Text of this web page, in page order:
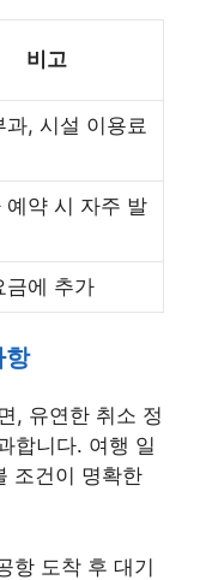
비고
과, 시설 이용료
예약 시 자주 발
금에 추가
항
, 유연한 취소 정
합니다. 여행 일
조건이 명확한
항 도착 후 대기